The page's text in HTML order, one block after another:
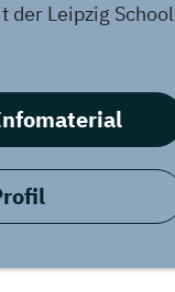
der Leipzig School